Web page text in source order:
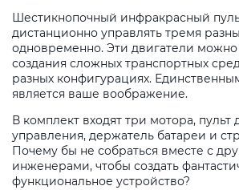
Шестикнопочный инфракрасный
дистанционно управлять тремя
одновременно. Эти двигатели можно
создания сложных транспортных
разных конфигурациях.
является ваше воображение.
В комплект входят три мотора, пульт
управления, держатель батареи и
Почему бы не собраться вместе с
инженерами, чтобы создать
функциональное устройство?